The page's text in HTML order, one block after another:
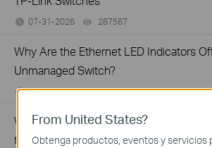
07-31-2026 287587
Why Are the Ethernet LED Indicators
Unmanaged Switch?
07-17-2026 415708views
What Can I Do If My PC Is Not Working
to a TP-Link Unmanaged Switch?
From United States?
Obtenga productos, eventos y servicios